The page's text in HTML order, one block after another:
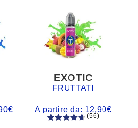
€
EXOTIC
FRUTTATI
A partire da: 12,90€
(56)